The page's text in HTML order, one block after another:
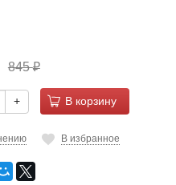
845₽
+ В корзину
В избранное